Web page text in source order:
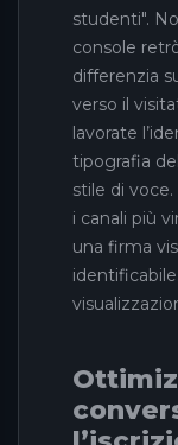
studenti".
console
differenzia
verso il
lavorate
tipografia
stile di voce.
i canali più
una firma